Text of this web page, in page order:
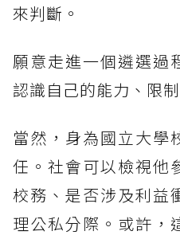
來判斷。
願意走進一個遴選過
認識自己的能力、限
當然，身為國立大學
任。社會可以檢視他
校務、是否涉及利益
理公私分際。或許，